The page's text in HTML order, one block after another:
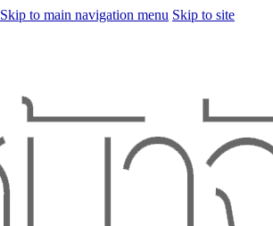
Skip to main navigation menu Skip to site